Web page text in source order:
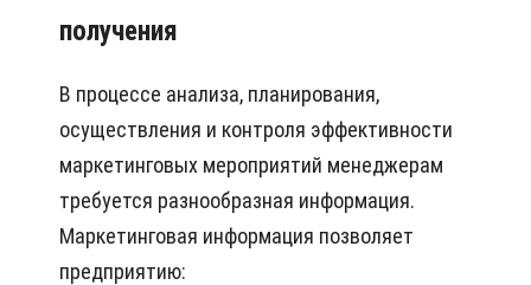
получения
В процессе анализа, планирования,
осуществления и контроля эффективности
маркетинговых мероприятий менеджерам
требуется разнообразная информация.
Маркетинговая информация позволяет
предприятию: